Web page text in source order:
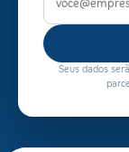
Seus dados